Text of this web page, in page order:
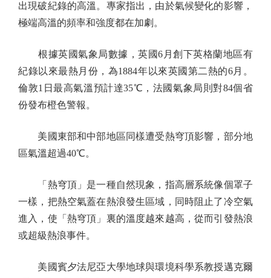
出現破紀錄的高溫。專家指出，由於氣候變化的影響，
極端高溫的頻率和強度都在加劇。
根據英國氣象局數據，英國6月創下英格蘭地區有
紀錄以來最熱月份，為1884年以來英國第二熱的6月。
倫敦1日最高氣溫預計達35℃，法國氣象局則對84個省
份發布橙色警報。
美國東部和中部地區同樣遭受熱穹頂影響，部分地
區氣溫超過40℃。
「熱穹頂」是一種自然現象，指高層系統像個罩子
一樣，把熱空氣蓋在熱浪發生區域，同時阻止了冷空氣
進入，使「熱穹頂」裏的溫度越來越高，從而引發熱浪
或超級熱浪事件。
美國賓夕法尼亞大學地球與環境科學系教授邁克爾